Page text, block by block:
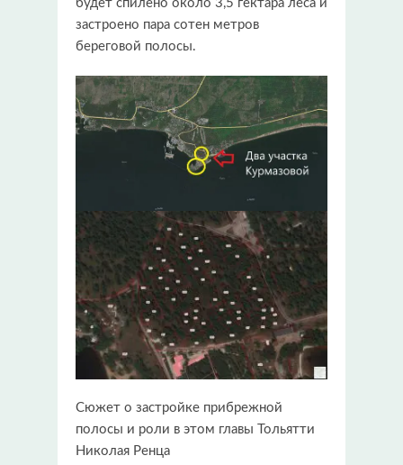
будет спилено около 3,5 гектара леса и
застроено пара сотен метров
береговой полосы.
Сюжет о застройке прибрежной
полосы и роли в этом главы Тольятти
Николая Ренца